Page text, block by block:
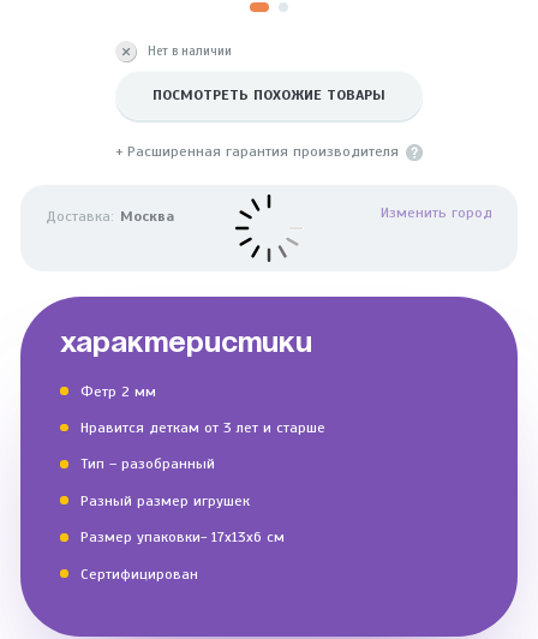
Нет в наличии
ПОСМОТРЕТЬ ПОХОЖИЕ ТОВАРЫ
+ Расширенная гарантия производителя
Доставка: Москва Изменить город
ХАРАКТЕРИСТИКИ
Фетр 2 мм
Нравится деткам от 3 лет и старше
Тип – разобранный
Разный размер игрушек
Размер упаковки- 17х13х6 см
Сертифицирован